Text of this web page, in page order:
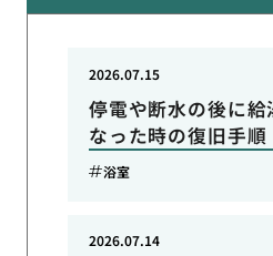
停電や断水の後に給
なった時の復旧手順
2026.07.15
浴室
2026.07.14